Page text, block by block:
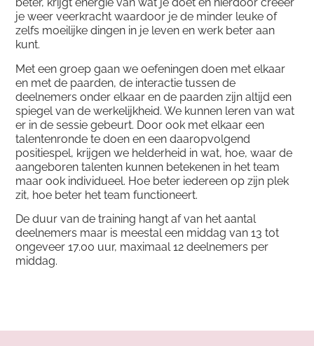
je weer veerkracht waardoor je de minder leuke of
zelfs moeilijke dingen in je leven en werk beter aan
kunt.
Met een groep gaan we oefeningen doen met elkaar
en met de paarden, de interactie tussen de
deelnemers onder elkaar en de paarden zijn altijd een
spiegel van de werkelijkheid. We kunnen leren van wat
er in de sessie gebeurt. Door ook met elkaar een
talentenronde te doen en een daaropvolgend
positiespel, krijgen we helderheid in wat, hoe, waar de
aangeboren talenten kunnen betekenen in het team
maar ook individueel. Hoe beter iedereen op zijn plek
zit, hoe beter het team functioneert.
De duur van de training hangt af van het aantal
deelnemers maar is meestal een middag van 13 tot
ongeveer 17.00 uur, maximaal 12 deelnemers per
middag.